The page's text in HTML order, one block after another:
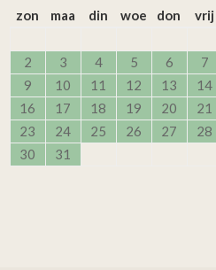
zon
maa din woe don vrij
2
3 4 5 6 7
9
10 11 12 13 14
16
17 18 19 20 21
23
24 25 26 27 28
30
31